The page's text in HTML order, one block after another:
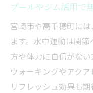
法
プール活用
ジム体験を
ニュー
女性に人気
プールやジム活用で
宮崎市や高千穂町に
ます。水中運動は関
方や体力に自信がな
ウォーキングやアク
リフレッシュ効果も期